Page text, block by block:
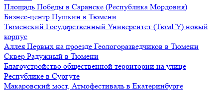
Площадь Победы в Саранске (Республика Мордовия)
Бизнес-центр Пушкин в Тюмени
Тюменский Государственный Университет (ТюмГУ) новый
корпус
Аллея Первых на проезде Геологоразведчиков в Тюмени
Сквер Радужный в Тюмени
Благоустройство общественной территории на улице
Республике в Сургуте
Макаровский мост, Атмофестиваль в Екатеринбурге